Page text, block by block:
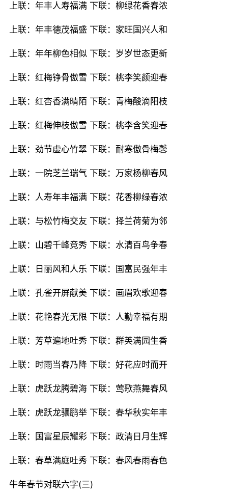
上联：年丰人寿福满 下联：柳绿花香春浓
上联：年丰德茂福盛 下联：家旺国兴人和
上联：年年柳色相似 下联：岁岁世态更新
上联：红梅铮骨傲雪 下联：桃李笑颜迎春
上联：红杏香满晴陌 下联：青梅酸滴阳枝
上联：红梅伸枝傲雪 下联：桃李含笑迎春
上联：劲节虚心竹翠 下联：耐寒傲骨梅馨
上联：一院芝兰瑞气 下联：万家杨柳春风
上联：人寿年丰福满 下联：花香柳绿春浓
上联：与松竹梅交友 下联：择兰荷菊为邻
上联：山碧千峰竞秀 下联：水清百鸟争春
上联：日丽风和人乐 下联：国富民强年丰
上联：孔雀开屏献美 下联：画眉欢歌迎春
上联：花艳春光无限 下联：人勤幸福有期
上联：芳草遍地吐秀 下联：群英满园生香
上联：时雨当春乃降 下联：好花应时而开
上联：虎跃龙腾碧海 下联：莺歌燕舞春风
上联：虎跃龙骧鹏举 下联：春华秋实年丰
上联：国富星辰耀彩 下联：政清日月生辉
上联：春草满庭吐秀 下联：春风春雨春色
牛年春节对联六字(三)